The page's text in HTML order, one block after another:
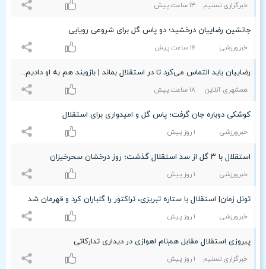
خبرگزاری تسنیم ۱٣ ساعت پيش
جانشین رضاییان درخشید؛ دو پاس گل برای شروعی رویایی
خبرورزشی ۱۶ ساعت پيش
رضاییان باید التماس می‌کرد تا در استقلال بماند | بازوبند هم به او دادیم اما کلاس گذاشت
همشهری آنلاین ۱۸ ساعت پيش
کوشکی دوباره جان گرفت؛ پاس گل و امیدواری برای استقلال
خبرورزشی ۱ روز پیش
استقلال با ۳ گل از سد استقلال گذشت؛ روز درخشان سحرخیزان
خبرورزشی ۱ روز پیش
تونل زمان| استقلال با ستاره تبریزی، تراکتور را گلباران کرد و قهرمان شد
خبرورزشی ۱ روز پیش
پیروزی استقلال مقابل هم‌نام اهوازی در دیداری تدارکاتی
خبرگزاری تسنیم ۱ روز پیش